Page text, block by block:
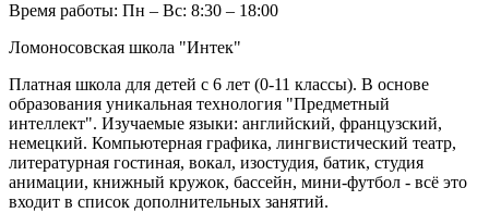
Время работы: Пн – Вс: 8:30 – 18:00
Ломоносовская школа "Интек"
Платная школа для детей с 6 лет (0-11 классы). В основе
образования уникальная технология "Предметный
интеллект". Изучаемые языки: английский, французский,
немецкий. Компьютерная графика, лингвистический театр,
литературная гостиная, вокал, изостудия, батик, студия
анимации, книжный кружок, бассейн, мини-футбол - всё это
входит в список дополнительных занятий.